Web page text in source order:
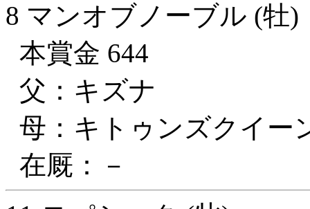
8 マンオブノーブル (牡)
本賞金 644
父：キズナ
母：キトゥンズクイー
在厩：－